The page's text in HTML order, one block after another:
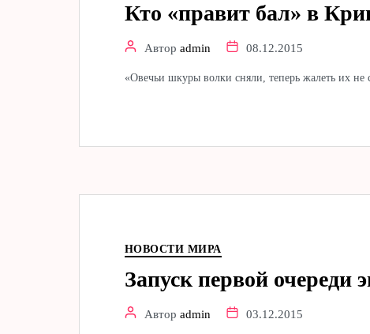
Кто «правит бал» в
Автор admin 08.12.2015
«Овечьи шкуры волки сняли, теперь жалеть их
НОВОСТИ МИРА
Запуск первой очереди
Автор admin 03.12.2015